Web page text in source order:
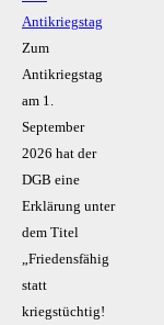
Antikriegstag
Zum
Antikriegstag
am 1.
September
2026 hat der
DGB eine
Erklärung unter
dem Titel
„Friedensfähig
statt
kriegstüchtig!